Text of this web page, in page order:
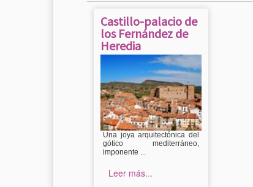
Castillo-palacio de
los Fernández de
Heredia
Una joya arquitectónica del
gótico mediterráneo,
imponente ...
Leer más...